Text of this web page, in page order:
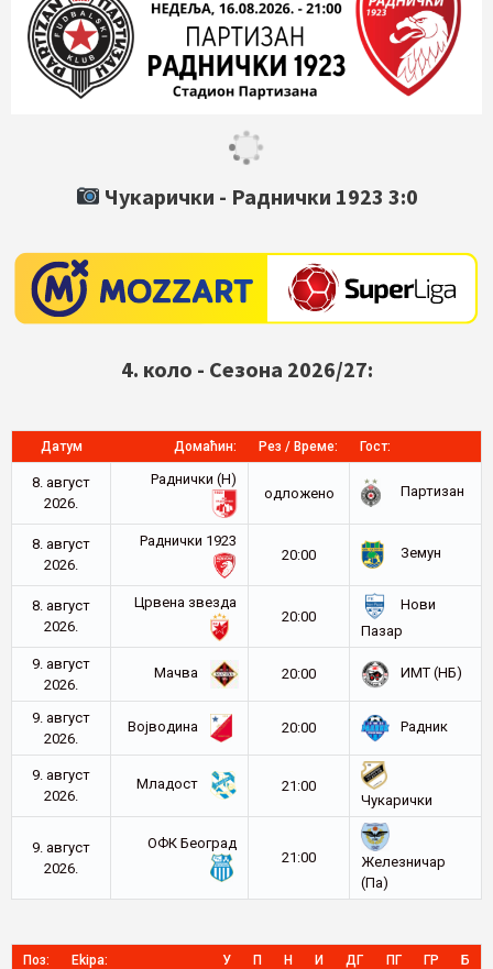
Чукарички - Раднички 1923 3:0
4. коло - Сезона 2026/27:
Датум Домаћин: Рез / Време: Гост:
8. август
2026.
Раднички (Н)
oдложено
Партизан
8. август
2026.
Раднички 1923
20:00
Земун
8. август
2026.
Црвена звезда
20:00
Нови
Пазар
9. август
2026.
Мачва 20:00 ИМТ (НБ)
9. август
2026.
Војводина 20:00 Радник
9. август
2026.
Младост
21:00
Чукарички
9. август
2026.
ОФК Београд
21:00
Железничар
(Па)
Поз: Ekipa: У П Н И ДГ ПГ ГР Б